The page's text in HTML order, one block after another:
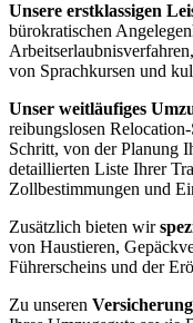
Unsere erstklassigen
bürokratischen
von Sprachkursen und
Unser weitläufiges
reibungslosen
Schritt, von der Planung
detaillierten Liste Ihrer
Zollbestimmungen und
Zusätzlich bieten wir
von Haustieren,
Führerscheins und der
Zu unseren